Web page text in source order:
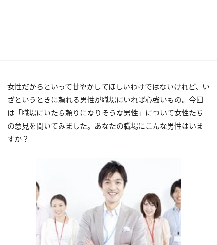
女性だからといって甘やかしてほしいわけではないけれど、い
ざというときに頼れる男性が職場にいれば心強いもの。今回
は「職場にいたら頼りになりそうな男性」について女性たち
の意見を聞いてみました。あなたの職場にこんな男性はいま
すか？